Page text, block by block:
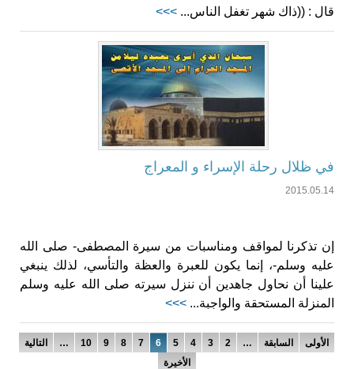
قال : ((ذاك شهر تغفل الناس... >>>
في ظلال رحلة الإسراء و المعراج‎
2015.05.14
إن تذكرنا لمواقف ومناسبات من سيرة المصطفى- صلى الله
عليه وسلم-، إنما يكون للعبرة والعظة والتأسي، لذلك ينبغي
علينا أن نحاول جاهدين أن ننزل سيرته صلى الله عليه وسلم
المنزلة المستحقة والواجبة... >>>
الصفحات
الأولى السابقة …
2
3
4
5
6
7
8
9
10
…
التالية
الأخيرة